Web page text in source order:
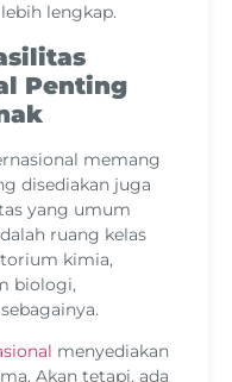
lengkap.
Penting
memang
disediakan juga
yang umum
ruang kelas
kimia,
biologi,
menyediakan
Akan tetapi, ada